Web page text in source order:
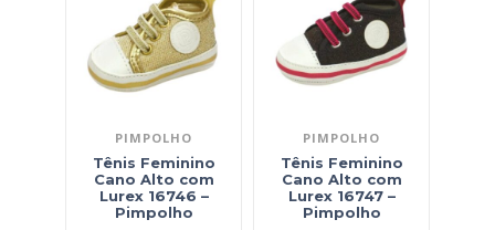
PIMPOLHO
Tênis Feminino
Cano Alto com
Lurex 16746 –
Pimpolho
PIMPOLHO
Tênis Feminino
Cano Alto com
Lurex 16747 –
Pimpolho